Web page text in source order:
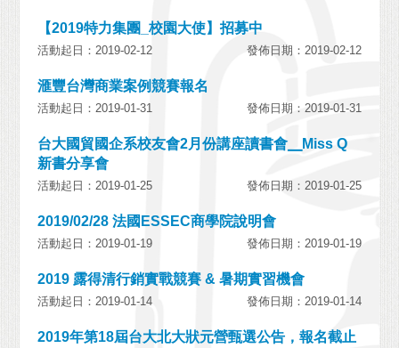
【2019特力集團_校園大使】招募中
活動起日：2019-02-12 發佈日期：2019-02-12
滙豐台灣商業案例競賽報名
活動起日：2019-01-31 發佈日期：2019-01-31
台大國貿國企系校友會2月份講座讀書會╴Miss Q
新書分享會
活動起日：2019-01-25 發佈日期：2019-01-25
2019/02/28 法國ESSEC商學院說明會
活動起日：2019-01-19 發佈日期：2019-01-19
2019 露得清行銷實戰競賽 & 暑期實習機會
活動起日：2019-01-14 發佈日期：2019-01-14
2019年第18屆台大北大狀元營甄選公告，報名截止